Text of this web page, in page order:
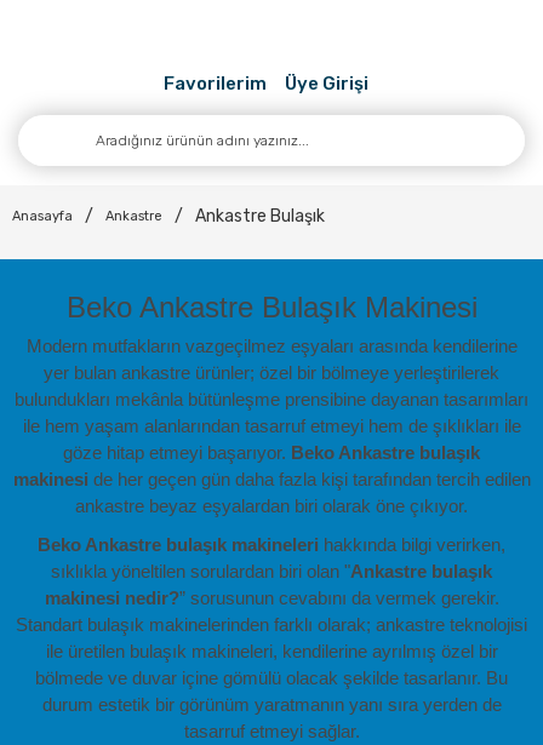
Favorilerim Üye Girişi
Anasayfa Ankastre Ankastre Bulaşık
Beko Ankastre Bulaşık Makinesi
Modern mutfakların vazgeçilmez eşyaları arasında kendilerine
yer bulan ankastre ürünler; özel bir bölmeye yerleştirilerek
bulundukları mekânla bütünleşme prensibine dayanan tasarımları
ile hem yaşam alanlarından tasarruf etmeyi hem de şıklıkları ile
göze hitap etmeyi başarıyor. Beko Ankastre bulaşık
makinesi de her geçen gün daha fazla kişi tarafından tercih edilen
ankastre beyaz eşyalardan biri olarak öne çıkıyor.
Beko Ankastre bulaşık makineleri hakkında bilgi verirken,
sıklıkla yöneltilen sorulardan biri olan "Ankastre bulaşık
makinesi nedir?” sorusunun cevabını da vermek gerekir.
Standart bulaşık makinelerinden farklı olarak; ankastre teknolojisi
ile üretilen bulaşık makineleri, kendilerine ayrılmış özel bir
bölmede ve duvar içine gömülü olacak şekilde tasarlanır. Bu
durum estetik bir görünüm yaratmanın yanı sıra yerden de
tasarruf etmeyi sağlar.